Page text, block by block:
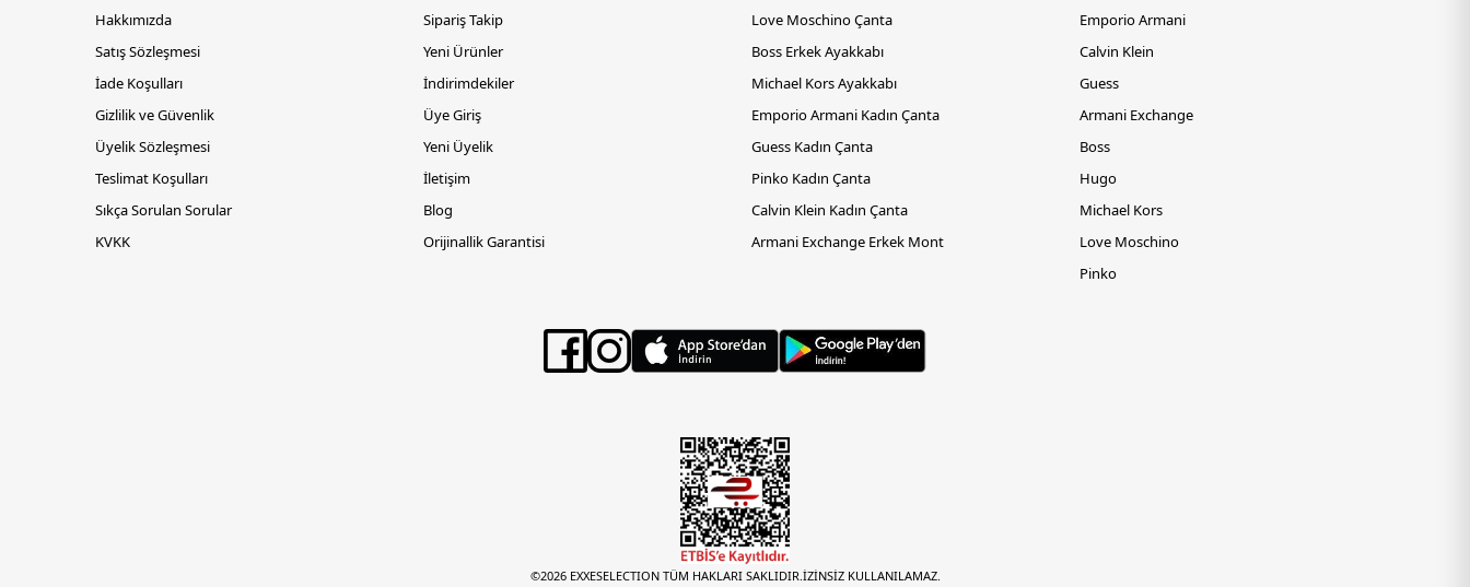
Hakkımızda
Satış Sözleşmesi
İade Koşulları
Gizlilik ve Güvenlik
Üyelik Sözleşmesi
Teslimat Koşulları
Sıkça Sorulan Sorular
KVKK
Sipariş Takip
Yeni Ürünler
İndirimdekiler
Üye Giriş
Yeni Üyelik
İletişim
Blog
Orijinallik Garantisi
Love Moschino Çanta
Boss Erkek Ayakkabı
Michael Kors Ayakkabı
Emporio Armani Kadın Çanta
Guess Kadın Çanta
Pinko Kadın Çanta
Calvin Klein Kadın Çanta
Armani Exchange Erkek Mont
Emporio Armani
Calvin Klein
Guess
Armani Exchange
Boss
Hugo
Michael Kors
Love Moschino
Pinko
©2026 EXXESELECTION TÜM HAKLARI SAKLIDIR.İZİNSİZ KULLANILAMAZ.